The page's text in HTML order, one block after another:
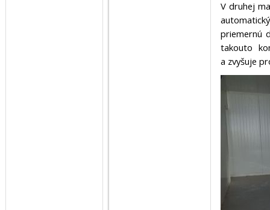
V druhej
priemernú
takouto
a zvyšuje